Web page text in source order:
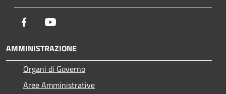
Facebook
AMMINISTRAZIONE
Organi di Governo
Aree Amministrative